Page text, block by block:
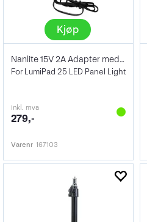
Kjøp
Nanlite 15V 2A Adapter med kabel
For LumiPad 25 LED Panel Light
inkl. mva
279,-
Varenr 167103